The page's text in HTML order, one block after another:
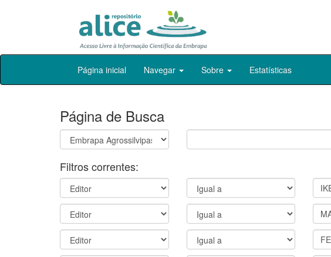
Skip
Página inicial Navegar Sobre Estatísticas
Página de Busca
Filtros correntes: